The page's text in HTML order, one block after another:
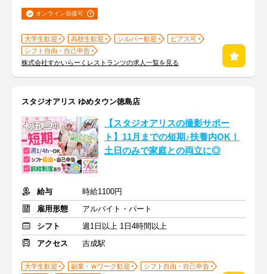
オンライン面接可
大学生歓迎 高校生歓迎 シルバー歓迎
ピアス可
シフト自由・自己申告
株式会社すかいらーくレストランツの求人一覧を見る
スタジオアリス ゆめタウン徳島店
【スタジオアリスの撮影サポー
ト】11月までの短期♪扶養内OK！
土日のみで家庭との両立に◎
給与
時給1100円
雇用形態
アルバイト・パート
シフト
週1日以上 1日4時間以上
アクセス
吉成駅
大学生歓迎 副業・Ｗワーク歓迎
シフト自由・自己申告